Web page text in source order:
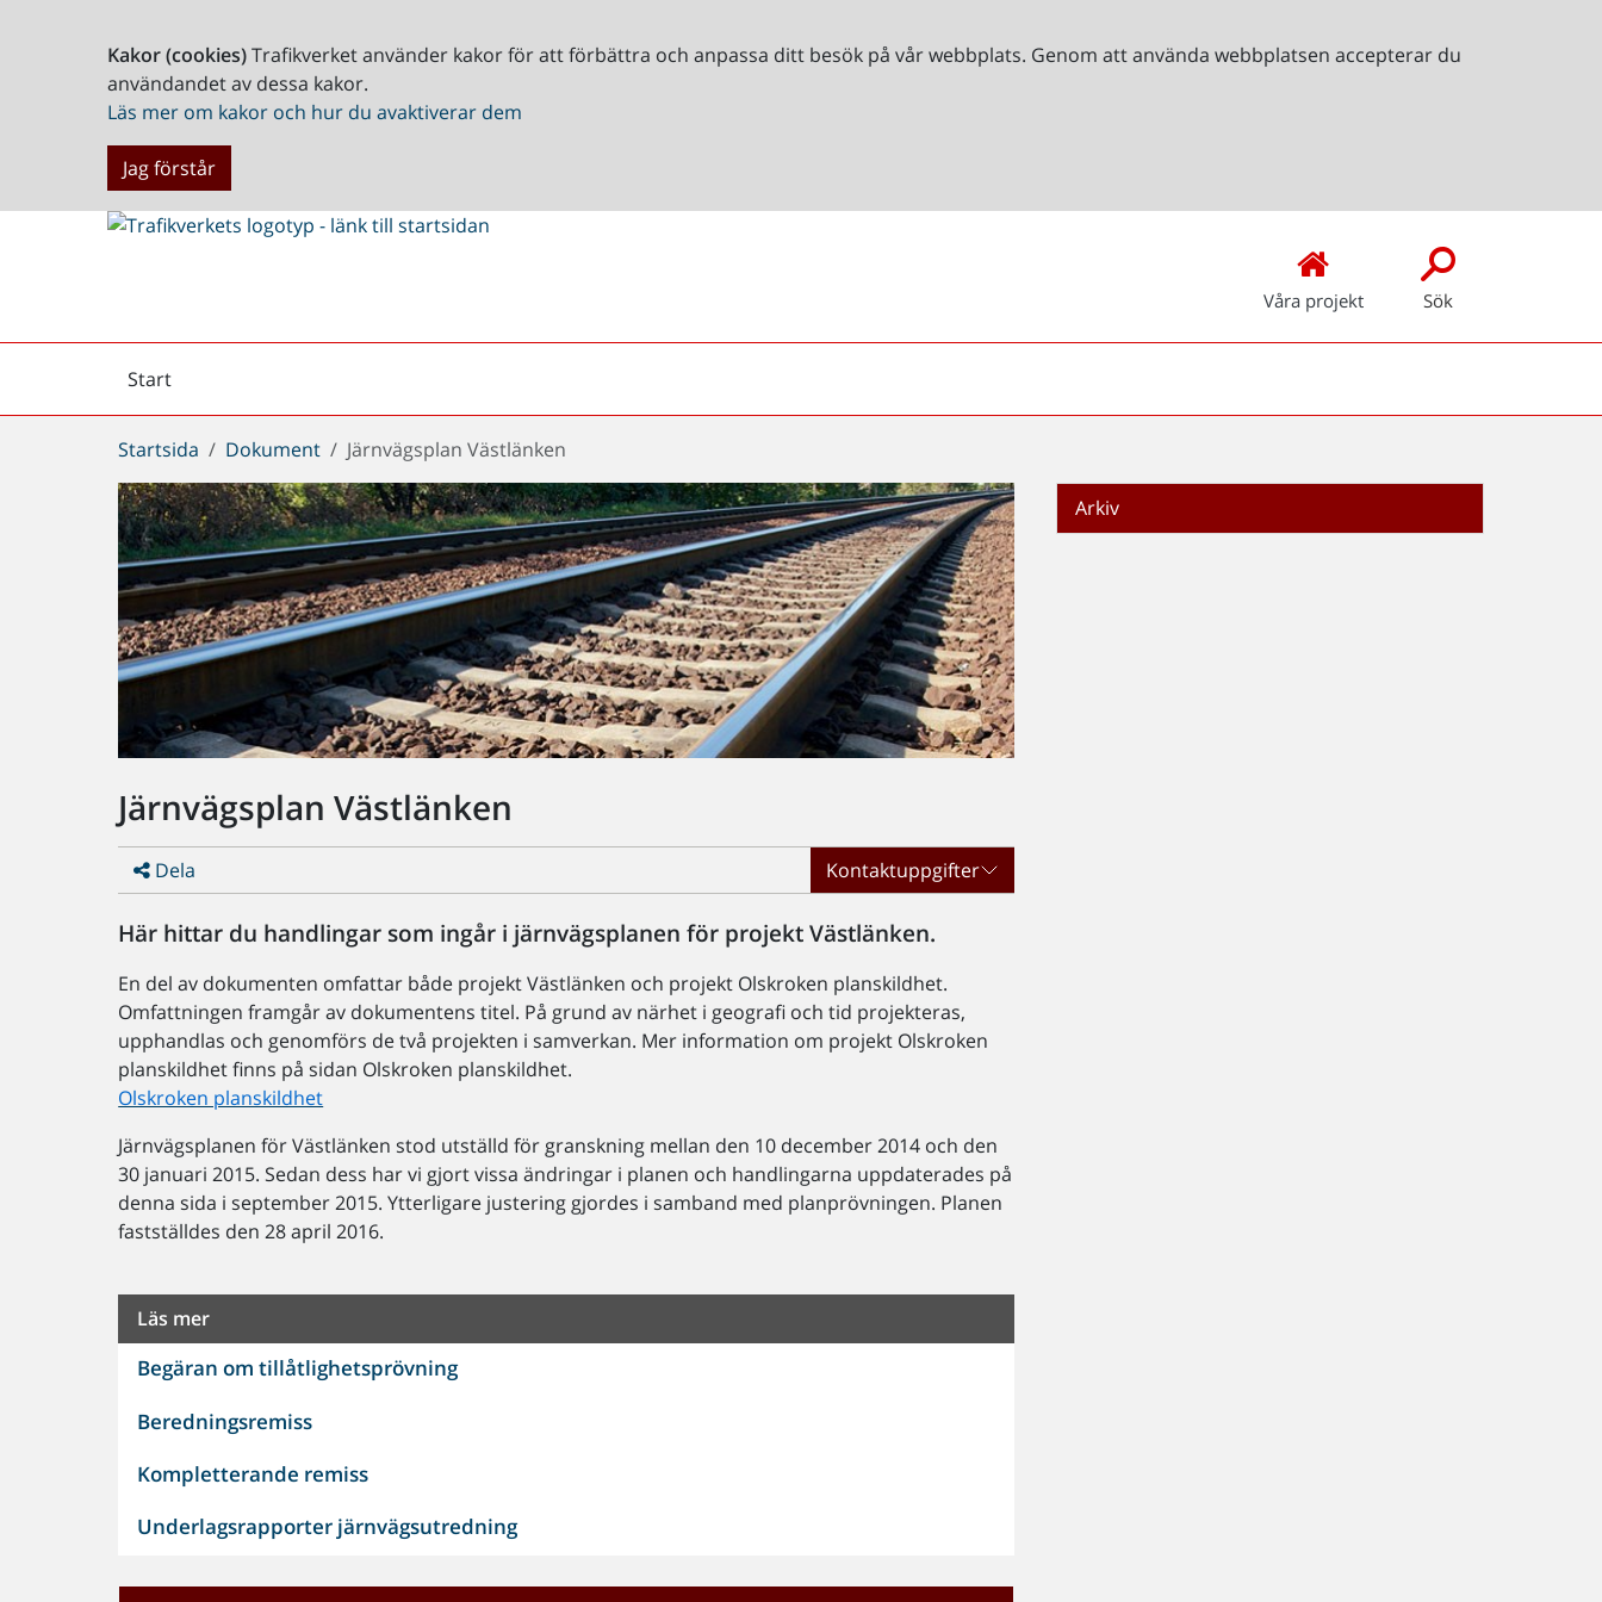
Kakor (cookies)Trafikverket använder kakor för att förbättra och anpassa ditt besök på vår webbplats. Genom att använda webbplatsen accepterar du
användandet av dessa kakor.
Läs mer om kakor och hur du avaktiverar dem
Jag förstår
Våra projekt Sök
Start
Arkiv
Du
är
här:
Startsida Dokument Järnvägsplan Västlänken
Järnvägsplan Västlänken
Dela Kontaktuppgifter
Här hittar du handlingar som ingår i järnvägsplanen för projekt Västlänken.
En del av dokumenten omfattar både projekt Västlänken och projekt Olskroken planskildhet.
Omfattningen framgår av dokumentens titel. På grund av närhet i geografi och tid projekteras,
upphandlas och genomförs de två projekten i samverkan. Mer information om projekt Olskroken
planskildhet finns på sidan Olskroken planskildhet.
Olskroken planskildhet
Järnvägsplanen för Västlänken stod utställd för granskning mellan den 10 december 2014 och den
30 januari 2015. Sedan dess har vi gjort vissa ändringar i planen och handlingarna uppdaterades på
denna sida i september 2015. Ytterligare justering gjordes i samband med planprövningen. Planen
fastställdes den 28 april 2016.
Läs mer
Begäran om tillåtlighetsprövning
Beredningsremiss
Kompletterande remiss
Underlagsrapporter järnvägsutredning
Arkiv